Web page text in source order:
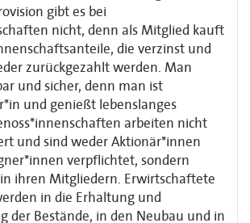
gibt es bei
nicht, denn als Mitglied kauft
die verzinst und
zurückgezahlt werden. Man
und sicher, denn man ist
und genießt lebenslanges
arbeiten nicht
und sind weder Aktionär*innen
verpflichtet, sondern
ihren Mitgliedern. Erwirtschaftete
in die Erhaltung und
der Bestände, in den Neubau und in